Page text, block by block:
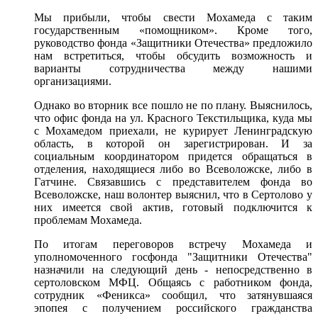
Мы прибыли, чтобы свести Мохамеда с таким
государственным «помощником». Кроме того,
руководство фонда «Защитники Отечества» предложило
нам встретиться, чтобы обсудить возможность и
варианты сотрудничества между нашими
организациями.
Однако во вторник все пошло не по плану. Выяснилось,
что офис фонда на ул. Красного Текстильщика, куда мы
с Мохамедом приехали, не курирует Ленинградскую
область, в которой он зарегистрирован. И за
социальным координатором придется обращаться в
отделения, находящиеся либо во Всеволожске, либо в
Гатчине. Связавшись с представителем фонда во
Всеволожске, наш волонтер выяснил, что в Сертолово у
них имеется свой актив, готовый подключится к
проблемам Мохамеда.
По итогам переговоров встречу Мохамеда и
уполномоченного госфонда "Защитники Отечества"
назначили на следующий день - непосредственно в
сертоловском МФЦ. Общаясь с работником фонда,
сотрудник «Феникса» сообщил, что затянувшаяся
эпопея с получением российского гражданства